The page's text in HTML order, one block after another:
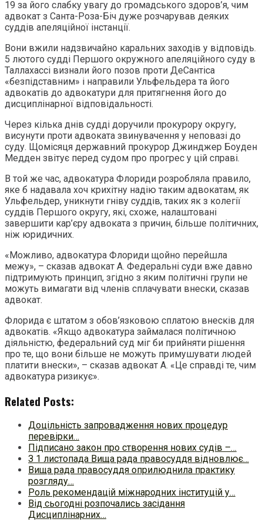
19 за його слабку увагу до громадського здоров’я, чим
адвокат з Санта-Роза-Біч дуже розчарував деяких
суддів апеляційної інстанції.
Вони вжили надзвичайно каральних заходів у відповідь.
5 лютого судді Першого окружного апеляційного суду в
Таллахассі визнали його позов проти ДеСантіса
«безпідставним» і направили Ульфельдера та його
адвокатів до адвокатури для притягнення його до
дисциплінарної відповідальності.
Через кілька днів судді доручили прокурору округу,
висунути проти адвоката звинувачення у неповазі до
суду. Щомісяця державний прокурор Джинджер Боуден
Медден звітує перед судом про прогрес у цій справі.
В той же час, адвокатура Флориди розробляла правило,
яке б надавала хоч крихітну надію таким адвокатам, як
Ульфельдер, уникнути гніву суддів, таких як з колегії
суддів Першого округу, які, схоже, налаштовані
завершити кар’єру адвоката з причин, більше політичних,
ніж юридичних.
«Можливо, адвокатура Флориди щойно перейшла
межу», – сказав адвокат А. Федеральні суди вже давно
підтримують принцип, згідно з яким політичні групи не
можуть вимагати від членів сплачувати внески, сказав
адвокат.
Флорида є штатом з обов’язковою сплатою внесків для
адвокатів. «Якщо адвокатура займалася політичною
діяльністю, федеральний суд міг би прийняти рішення
про те, що вони більше не можуть примушувати людей
платити внески», – сказав адвокат А. «Це справді те, чим
адвокатура ризикує».
Related Posts:
Доцільність запровадження нових процедур
перевірки…
Підписано закон про створення нових судів –…
З 1 листопада Вища рада правосуддя відновлює…
Вища рада правосуддя оприлюднила практику
розгляду…
Роль рекомендацій міжнародних інституцій у…
Від сьогодні розпочались засідання
Дисциплінарних…